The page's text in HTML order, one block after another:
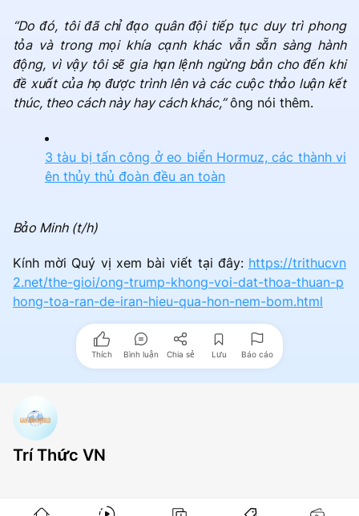
“Do đó, tôi đã chỉ đạo quân đội tiếp tục duy trì phong
tỏa và trong mọi khía cạnh khác vẫn sẵn sàng hành
động, vì vậy tôi sẽ gia hạn lệnh ngừng bắn cho đến khi
đề xuất của họ được trình lên và các cuộc thảo luận kết
thúc, theo cách này hay cách khác,”ông nói thêm.
3 tàu bị tấn công ở eo biển Hormuz, các thành vi
ên thủy thủ đoàn đều an toàn
Bảo Minh (t/h)
Kính mời Quý vị xem bài viết tại đây: https://trithucvn
2.net/the-gioi/ong-trump-khong-voi-dat-thoa-thuan-p
hong-toa-ran-de-iran-hieu-qua-hon-nem-bom.html
Thích Bình luận Chia sẻ Lưu Báo cáo
Trí Thức VN